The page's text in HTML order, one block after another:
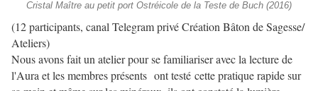
Cristal Maître au petit port Ostréicole de la Teste de Buch (2016)
(12 participants, canal Telegram privé Création Bâton de Sagesse/
Ateliers)
Nous avons fait un atelier pour se familiariser avec la lecture de
l'Aura et les membres présents ont testé cette pratique rapide sur